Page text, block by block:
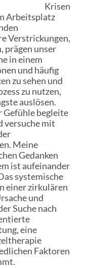
Krisen
Arbeitsplatz
Verstrickungen,
prägen unser
in einem
und häufig
zu sehen und
zu nutzen,
auslösen.
Gefühle begleite
versuche mit
Meine
Gedanken
ist aufeinander
systemische
einer zirkulären
und
Suche nach
eine
Faktoren